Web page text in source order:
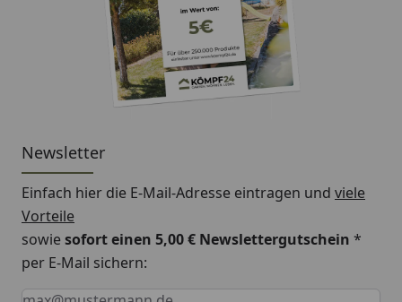
Newsletter
Einfach hier die E-Mail-Adresse eintragen und viele
Vorteile
sowiesofort einen 5,00 € Newslettergutschein *
per E-Mail sichern:
Keine Eingabe erforderlich
Eingabe erforderlich
E-Mail *